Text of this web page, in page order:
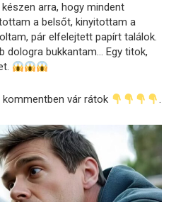
arra, hogy mindent
a belsőt, kinyitottam a
pár elfelejtett papírt találok.
dologra bukkantam… Egy titok,
vár rátok .